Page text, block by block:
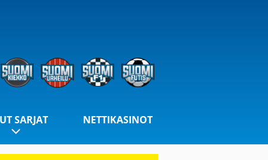
SARJAT NETTIKASINOT